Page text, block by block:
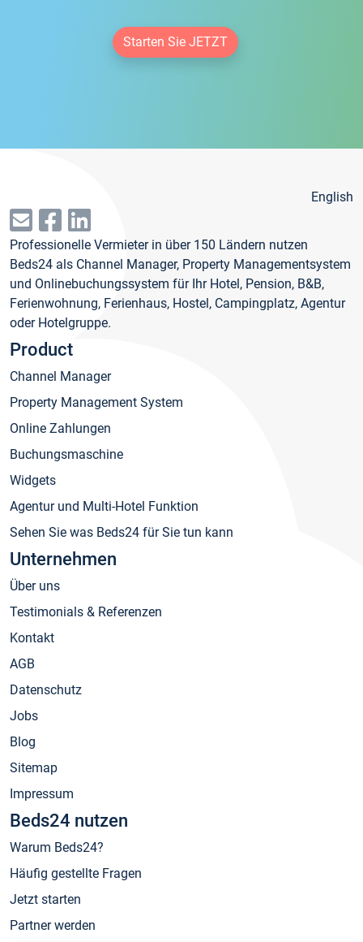
Starten Sie JETZT
English
Professionelle Vermieter in über 150 Ländern nutzen
Beds24 als Channel Manager, Property Managementsystem
und Onlinebuchungssystem für Ihr Hotel, Pension, B&B,
Ferienwohnung, Ferienhaus, Hostel, Campingplatz, Agentur
oder Hotelgruppe.
Product
Channel Manager
Property Management System
Online Zahlungen
Buchungsmaschine
Widgets
Agentur und Multi-Hotel Funktion
Sehen Sie was Beds24 für Sie tun kann
Unternehmen
Über uns
Testimonials & Referenzen
Kontakt
AGB
Datenschutz
Jobs
Blog
Sitemap
Impressum
Beds24 nutzen
Warum Beds24?
Häufig gestellte Fragen
Jetzt starten
Partner werden